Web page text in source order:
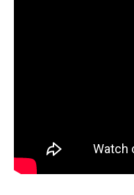
マーケ×ITの今がよく分か
ITエンジニア向け専門サ